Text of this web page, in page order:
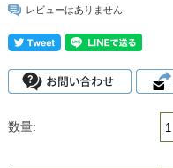
レビューはありません
数量: